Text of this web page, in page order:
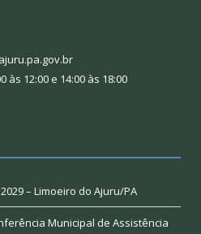
12:00 e 14:00 às 18:00
– Limoeiro do Ajuru/PA
Municipal de Assistência